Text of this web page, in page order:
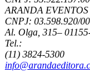
ARANDA
CNPJ: 03.598.920/
Al. Olga, 315–
Tel.:
(11) 3824-5300